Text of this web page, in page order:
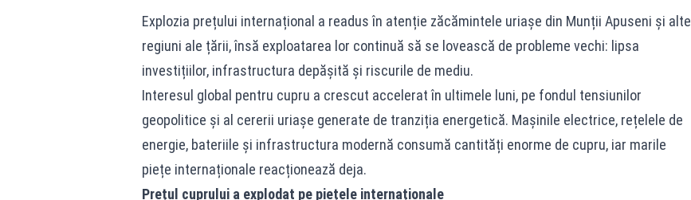
Explozia prețului internațional a readus în atenție zăcămintele uriașe din Munții Apuseni și alte
regiuni ale țării, însă exploatarea lor continuă să se lovească de probleme vechi: lipsa
investițiilor, infrastructura depășită și riscurile de mediu.
Interesul global pentru cupru a crescut accelerat în ultimele luni, pe fondul tensiunilor
geopolitice și al cererii uriașe generate de tranziția energetică. Mașinile electrice, rețelele de
energie, bateriile și infrastructura modernă consumă cantități enorme de cupru, iar marile
piețe internaționale reacționează deja.
Prețul cuprului a explodat pe piețele internaționale